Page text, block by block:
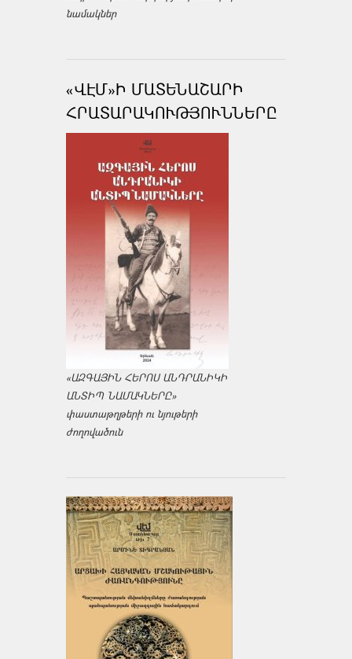
նամակներ
«ՎԷՄ»Ի ՄԱՏԵՆԱՇԱՐԻ
ՀՐԱՏԱՐԱԿՈՒԹՅՈՒՆՆԵՐԸ
«ԱԶԳԱՅԻՆ ՀԵՐՈՍ ԱՆԴՐԱՆԻԿԻ
ԱՆՏԻՊ ՆԱՄԱԿՆԵՐԸ»
փաստաթղթերի ու նյութերի
ժողովածուն